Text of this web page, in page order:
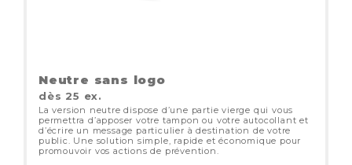
Neutre sans logo
dès 25 ex.
La version neutre dispose d’une partie vierge qui vous
permettra d’apposer votre tampon ou votre autocollant et
d’écrire un message particulier à destination de votre
public. Une solution simple, rapide et économique pour
promouvoir vos actions de prévention.